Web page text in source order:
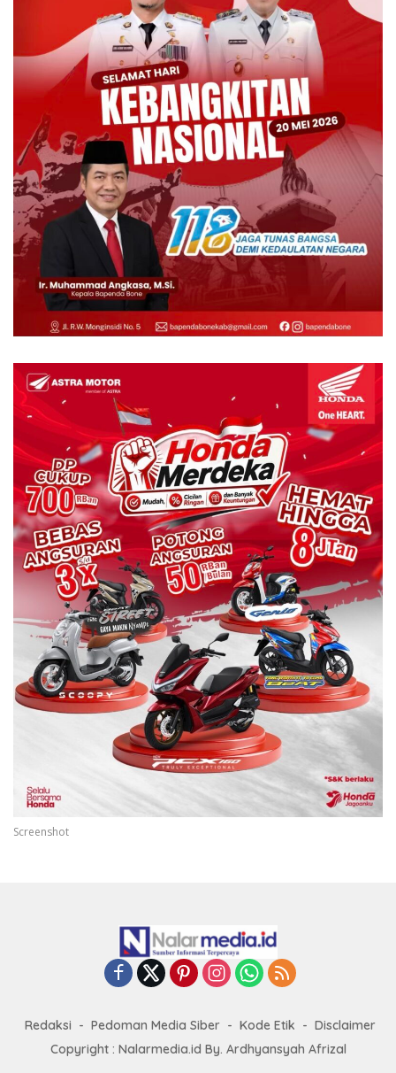
Screenshot
Redaksi Pedoman Media Siber Kode Etik
Disclaimer
Copyright : Nalarmedia.id By. Ardhyansyah Afrizal